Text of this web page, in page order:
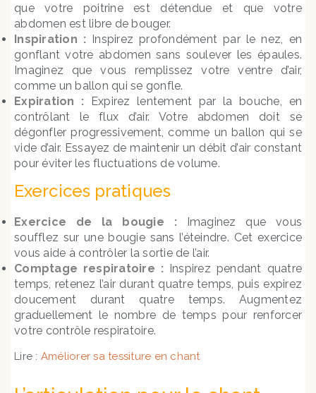
que votre poitrine est détendue et que votre
abdomen est libre de bouger.
Inspiration : Inspirez profondément par le nez, en
gonflant votre abdomen sans soulever les épaules.
Imaginez que vous remplissez votre ventre d’air,
comme un ballon qui se gonfle.
Expiration : Expirez lentement par la bouche, en
contrôlant le flux d’air. Votre abdomen doit se
dégonfler progressivement, comme un ballon qui se
vide d’air. Essayez de maintenir un débit d’air constant
pour éviter les fluctuations de volume.
Exercices pratiques
Exercice de la bougie :Imaginez que vous
soufflez sur une bougie sans l’éteindre. Cet exercice
vous aide à contrôler la sortie de l’air.
Comptage respiratoire : Inspirez pendant quatre
temps, retenez l’air durant quatre temps, puis expirez
doucement durant quatre temps. Augmentez
graduellement le nombre de temps pour renforcer
votre contrôle respiratoire.
Lire : Améliorer sa tessiture en chant